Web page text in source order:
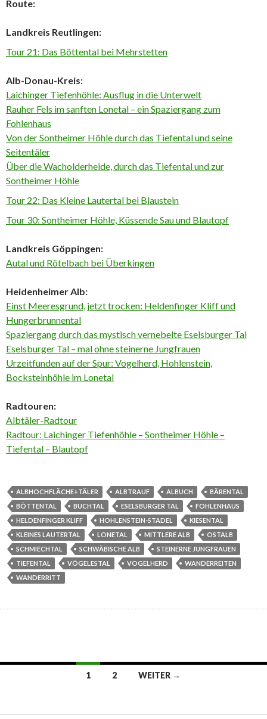
Route:
Landkreis Reutlingen:
Tour 21: Das Böttental bei Mehrstetten
Alb-Donau-Kreis:
Laichinger Tiefenhöhle: Ausflug in die Unterwelt
Rauher Fels im sanften Lonetal – ein Spaziergang zum
Fohlenhaus
Von der Sontheimer Höhle durch das Tiefental und seine
Seitentäler
Über die Wacholderheide, durch das Tiefental und zur
Sontheimer Höhle
Tour 22: Das Kleine Lautertal bei Blaustein
Tour 30: Sontheimer Höhle, Küssende Sau und Blautopf
Landkreis Göppingen:
Autal und Rötelbach bei Überkingen
Heidenheimer Alb:
Einst Meeresgrund, jetzt trocken: Heldenfinger Kliff und
Hungerbrunnental
Spaziergang durch das mystisch vernebelte Eselsburger Tal
Eselsburger Tal – mal ohne steinerne Jungfrauen
Urzeitfunden auf der Spur: Vogelherd, Hohlenstein,
Bocksteinhöhle im Lonetal
Radtouren:
Albtäler-Radtour
Radtour: Laichinger Tiefenhöhle – Sontheimer Höhle –
Tiefental – Blautopf
ALBHOCHFLÄCHE+TÄLER ALBTRAUF ALBUCH
BÄRENTAL
BÖTTENTAL
BUCHTAL ESELSBURGER TAL
FOHLENHAUS
HELDENFINGER KLIFF
HOHLENSTEIN-STADEL
KIESENTAL
KLEINES LAUTERTAL
LONETAL MITTLERE ALB
OSTALB
SCHMIECHTAL
SCHWÄBISCHE ALB
STEINERNE JUNGFRAUEN
TIEFENTAL
VÖGELESTAL VOGELHERD
WANDERREITEN
WANDERRITT
Beitragsnavigation
1 2 WEITER →